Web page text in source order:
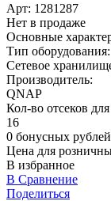
Арт: 1281287
Нет в продаже
Основные
Тип оборудования:
Сетевое
Производитель:
QNAP
Кол-во отсеков
16
0 бонусных рублей
Цена для
В избранное
В Сравнение
Поделиться